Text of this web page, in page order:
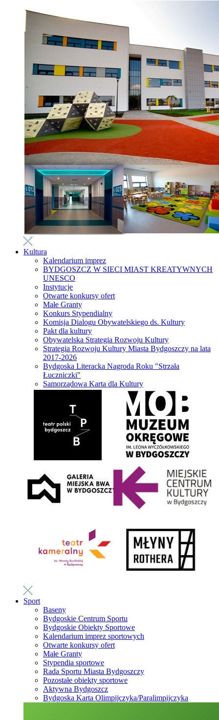
Kultura
Kalendarium imprez
BYDGOSZCZ W SIECI MIAST KREATYWNYCH
UNESCO
Instytucje
Otwarte konkursy ofert
Małe Granty
Konkurs Stypendialny
Komisja Dialogu Obywatelskiego ds. Kultury
Pakt dla kultury
Obywatelska Strategia Rozwoju Kultury
Strategia Rozwoju Kultury Miasta Bydgoszczy na lata
2017-2026
Bydgoska Literacka Nagroda Roku "Strzała
Łuczniczki"
Samorządowa Karta dla Kultury
Sport
Baseny
Bydgoskie Centrum Sportu
Bydgoskie Obiekty Sportowe
Kalendarium imprez sportowych
Otwarte konkursy ofert
Małe Granty
Stypendia sportowe
Rada Sportu Miasta Bydgoszczy
Pozostałe obiekty sportowe
Aktywna Bydgoszcz
Bydgoska Karta Olimpijczyka/Paralimpijczyka